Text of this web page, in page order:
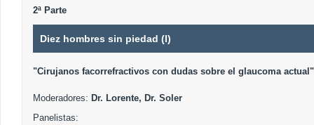
2ª Parte
Diez hombres sin piedad (I)
"Cirujanos facorrefractivos con dudas sobre el glaucoma actual"
Moderadores: Dr. Lorente, Dr. Soler
Panelistas: